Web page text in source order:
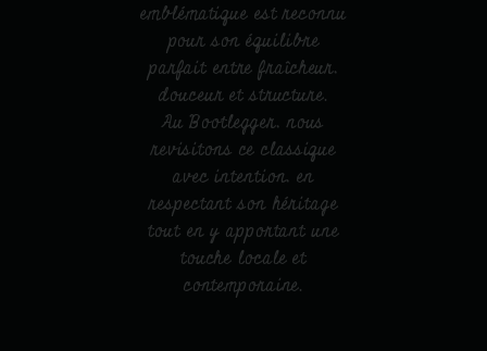
emblématique est reconnu
pour son équilibre
parfait entre fraîcheur,
douceur et structure.
Au Bootlegger, nous
revisitons ce classique
avec intention, en
respectant son héritage
tout en y apportant une
touche locale et
contemporaine.